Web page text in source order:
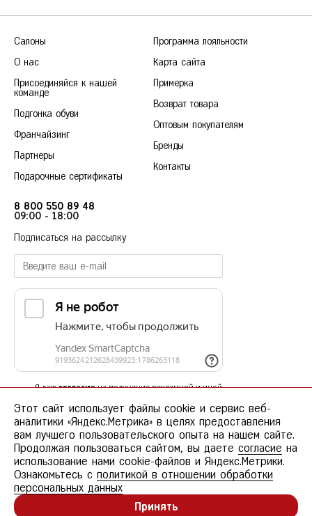
Салоны
О нас
Присоединяйся к нашей
команде
Подгонка обуви
Франчайзинг
Партнеры
Подарочные сертификаты
Программа лояльности
Карта сайта
Примерка
Возврат товара
Оптовым покупателям
Бренды
Контакты
8 800 550 89 48
09:00 - 18:00
Подписаться на рассылку
Я даюсогласиена получение рекламной и иной
политикой в отношении обработки
персональных данных
ПОДПИСАТЬСЯ
Этот сайт использует файлы cookie и сервис веб-
аналитики «Яндекс.Метрика» в целях предоставления
вам лучшего пользовательского опыта на нашем сайте.
Продолжая пользоваться сайтом, вы даете согласие на
использование нами cookie-файлов и Яндекс.Метрики.
Ознакомьтесь с политикой в отношении обработки
персональных данных
Принять